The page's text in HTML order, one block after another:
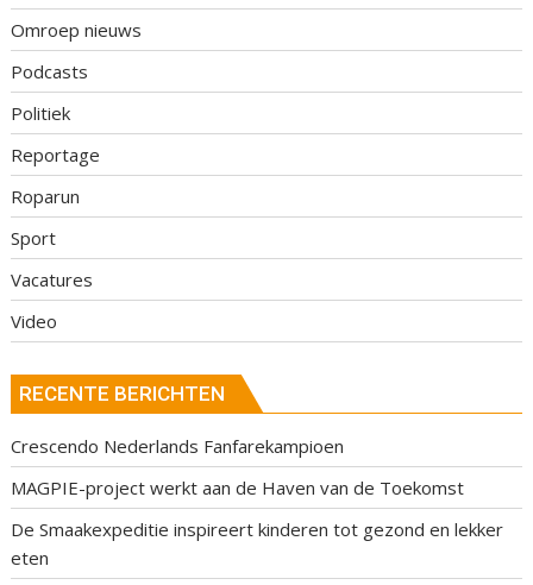
Omroep nieuws
Podcasts
Politiek
Reportage
Roparun
Sport
Vacatures
Video
RECENTE BERICHTEN
Crescendo Nederlands Fanfarekampioen
MAGPIE-project werkt aan de Haven van de Toekomst
De Smaakexpeditie inspireert kinderen tot gezond en lekker
eten